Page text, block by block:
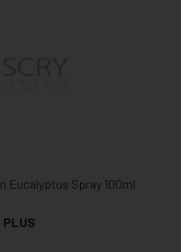
Eucalyptus Spray 100ml
PLUS